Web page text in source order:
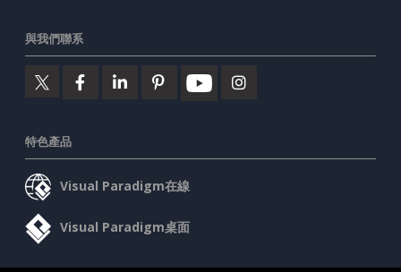
與我們聯系
特色產品
Visual Paradigm在線
Visual Paradigm桌面